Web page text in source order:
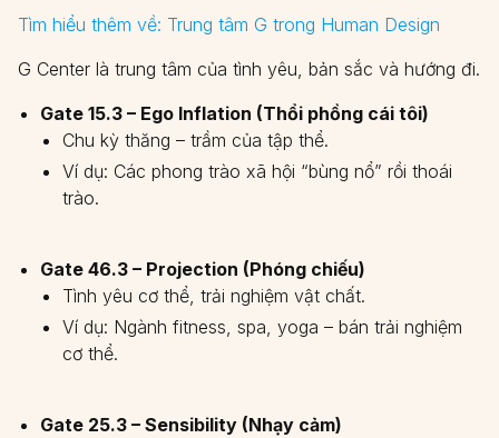
Tìm hiểu thêm về: Trung tâm G trong Human Design
G Center là trung tâm của tình yêu, bản sắc và hướng đi.
Gate 15.3 – Ego Inflation (Thổi phồng cái tôi)
Chu kỳ thăng – trầm của tập thể.
Ví dụ: Các phong trào xã hội “bùng nổ” rồi thoái
trào.
Gate 46.3 – Projection (Phóng chiếu)
Tình yêu cơ thể, trải nghiệm vật chất.
Ví dụ: Ngành fitness, spa, yoga – bán trải nghiệm
cơ thể.
Gate 25.3 – Sensibility (Nhạy cảm)